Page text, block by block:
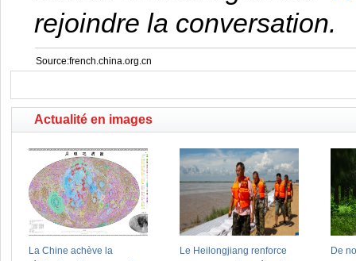
rejoindre la conversation.
Source:french.china.org.cn